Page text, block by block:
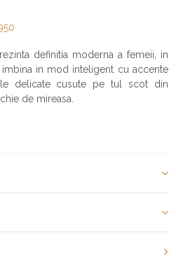
definitia moderna a femeii, in
in mod inteligent cu accente
delicate cusute pe tul scot din
de mireasa.